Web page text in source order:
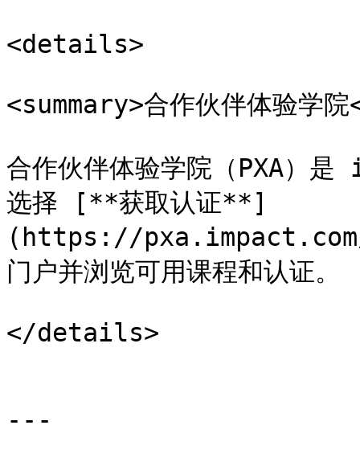
<details>
<summary>合作伙伴体验学
合作伙伴体验学院（PXA）
选择 [**获取认证**]
(https://
门户并浏览可用课程和认证。
</details>
---